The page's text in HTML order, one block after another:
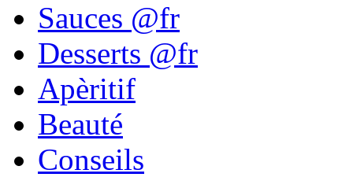
Sauces @fr
Desserts @fr
Apèritif
Beauté
Conseils